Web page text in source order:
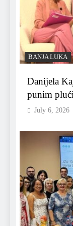
BANJA LUKA
Danijela
punim
July 6, 2026